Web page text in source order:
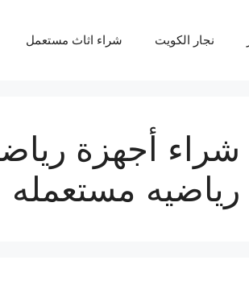
نجار الكويت شراء اثاث مستعمل
شراء أجهزة
رياضيه مستعمله